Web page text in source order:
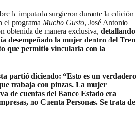
la imputada surgieron durante la edición
el programa Mucho Gusto, José Antonio
obtenida de manera exclusiva, detallando
desempeñado la mujer dentro del Tren
que permitió vincularla con la
partió diciendo: “Esto es un verdadero
trabaja con pinzas. La mujer
de cuentas del Banco Estado era
no Cuenta Personas. Se trata de